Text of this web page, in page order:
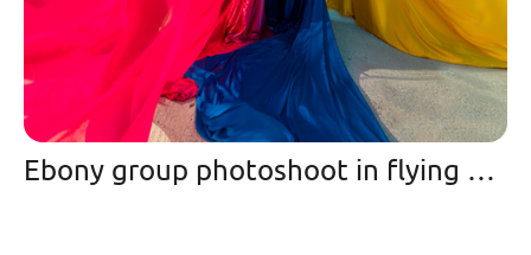
Ebony group photoshoot in flying dress in Oia